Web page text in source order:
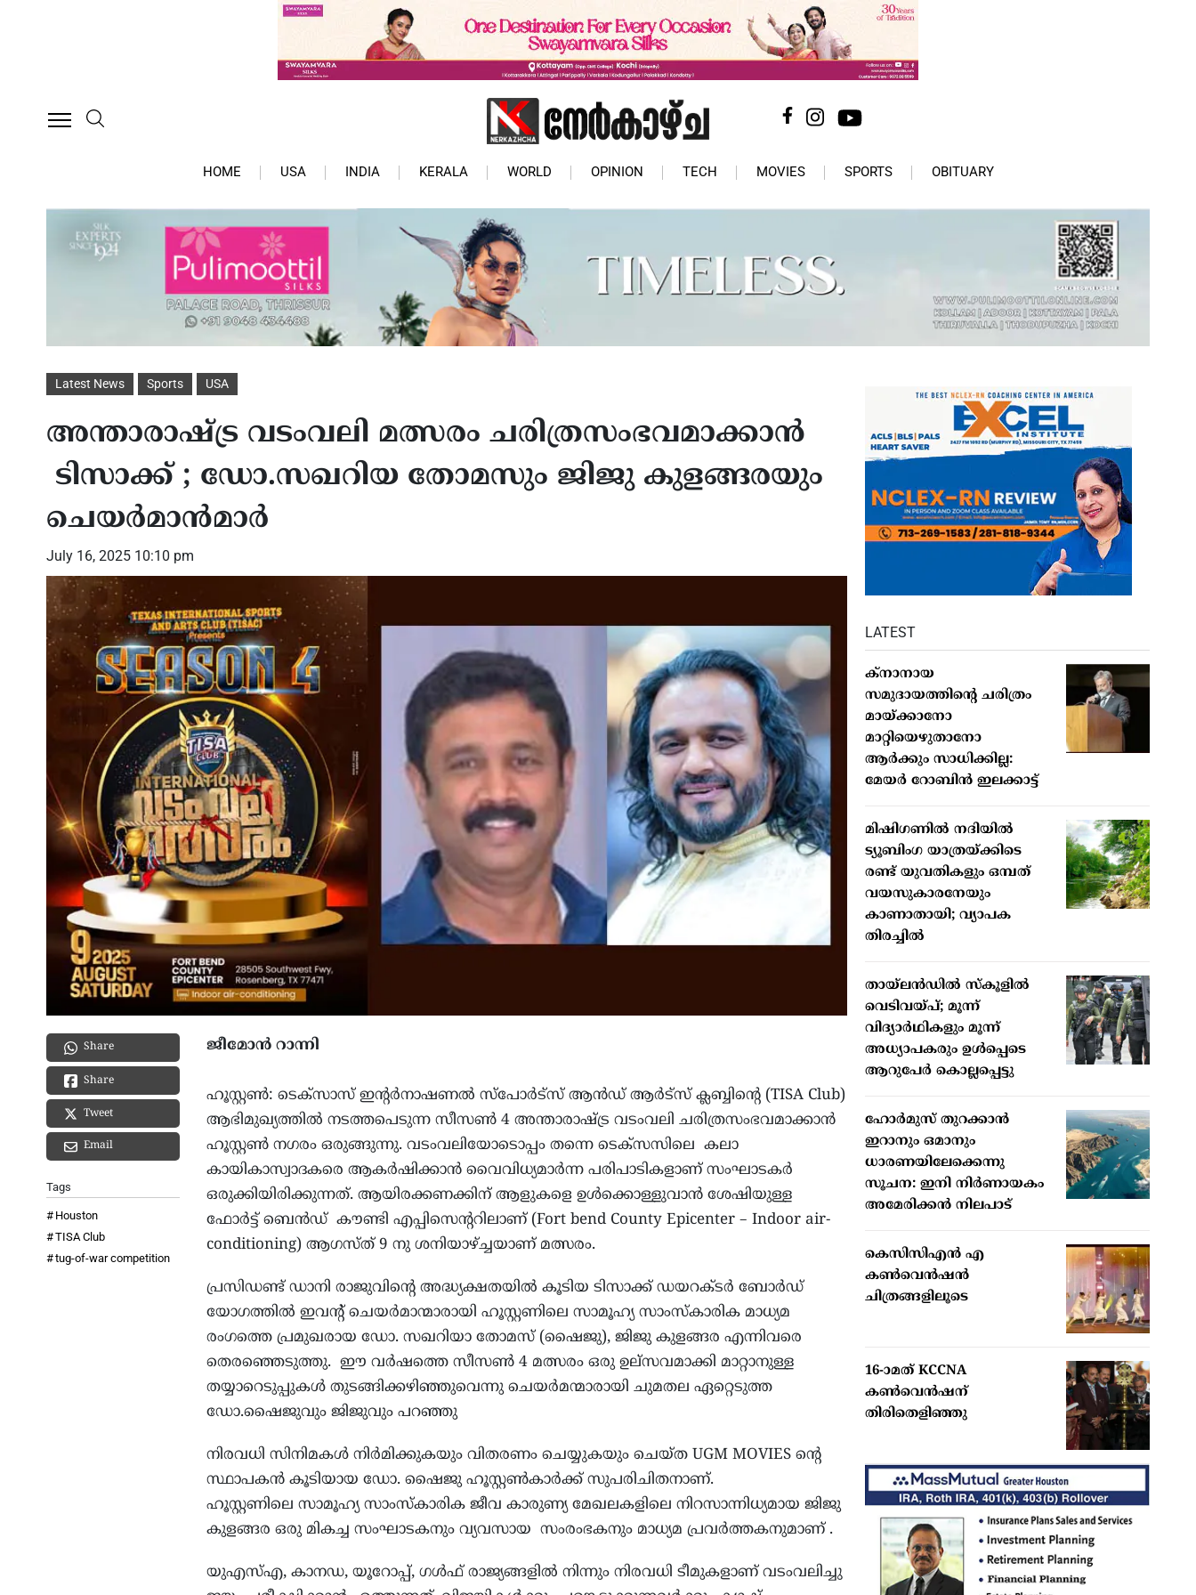
HOME USA INDIA KERALA WORLD OPINION TECH MOVIES SPORTS OBITUARY
Latest News Sports USA
അന്താരാഷ്ട്ര വടംവലി മത്സരം ചരിത്രസംഭവമാക്കാൻ
ടിസാക്ക് ; ഡോ.സഖറിയ തോമസും ജിജു കുളങ്ങരയും
ചെയർമാൻമാർ
July 16, 2025 10:10 pm
Share
Share
Tweet
Email
Tags
Houston
TISA Club
tug-of-war competition
ജീമോൻ റാന്നി
ഹൂസ്റ്റൺ: ടെക്സാസ് ഇന്റർനാഷണൽ സ്പോർട്സ് ആൻഡ് ആർട്സ് ക്ലബ്ബിന്റെ (TISA Club)
ആഭിമുഖ്യത്തിൽ നടത്തപെടുന്ന സീസൺ 4 അന്താരാഷ്ട്ര വടംവലി ചരിത്രസംഭവമാക്കാൻ
ഹൂസ്റ്റൺ നഗരം ഒരുങ്ങുന്നു. വടംവലിയോടൊപ്പം തന്നെ ടെക്സസിലെ കലാ
കായികാസ്വാദകരെ ആകർഷിക്കാൻ വൈവിധ്യമാർന്ന പരിപാടികളാണ് സംഘാടകർ
ഒരുക്കിയിരിക്കുന്നത്. ആയിരക്കണക്കിന് ആളുകളെ ഉൾക്കൊള്ളുവാൻ ശേഷിയുള്ള
ഫോർട്ട് ബെൻഡ് കൗണ്ടി എപ്പിസെന്ററിലാണ് (Fort bend County Epicenter – Indoor air-
conditioning) ആഗസ്ത് 9 നു ശനിയാഴ്ച്ചയാണ് മത്സരം.
പ്രസിഡണ്ട് ഡാനി രാജുവിന്റെ അദ്ധ്യക്ഷതയിൽ കൂടിയ ടിസാക്ക് ഡയറക്ടർ ബോർഡ്
യോഗത്തിൽ ഇവന്റ് ചെയർമാന്മാരായി ഹൂസ്റ്റണിലെ സാമൂഹ്യ സാംസ്കാരിക മാധ്യമ
രംഗത്തെ പ്രമുഖരായ ഡോ. സഖറിയാ തോമസ് (ഷൈജു), ജിജു കുളങ്ങര എന്നിവരെ
തെരഞ്ഞെടുത്തു. ഈ വർഷത്തെ സീസൺ 4 മത്സരം ഒരു ഉല്സവമാക്കി മാറ്റാനുള്ള
തയ്യാറെടുപ്പുകൾ തുടങ്ങിക്കഴിഞ്ഞുവെന്നു ചെയർമന്മാരായി ചുമതല ഏറ്റെടുത്ത
ഡോ.ഷൈജുവും ജിജുവും പറഞ്ഞു
നിരവധി സിനിമകൾ നിർമിക്കുകയും വിതരണം ചെയ്യുകയും ചെയ്ത UGM MOVIES ന്റെ
സ്ഥാപകൻ കൂടിയായ ഡോ. ഷൈജു ഹൂസ്റ്റൺകാർക്ക് സുപരിചിതനാണ്.
ഹൂസ്റ്റണിലെ സാമൂഹ്യ സാംസ്‌കാരിക ജീവ കാരുണ്യ മേഖലകളിലെ നിറസാന്നിധ്യമായ ജിജു
കുളങ്ങര ഒരു മികച്ച സംഘാടകനും വ്യവസായ സംരംഭകനും മാധ്യമ പ്രവർത്തകനുമാണ് .
യുഎസ്എ, കാനഡ, യൂറോപ്പ്, ഗൾഫ് രാജ്യങ്ങളിൽ നിന്നും നിരവധി ടീമുകളാണ് വടംവലിച്ചു
LATEST
ക്നാനായ
സമുദായത്തിന്റെ ചരിത്രം
മായ്ക്കാനോ
മാറ്റിയെഴുതാനോ
ആർക്കും സാധിക്കില്ല:
മേയർ റോബിൻ ഇലക്കാട്ട്
മിഷിഗണില്‍ നദിയില്‍
ട്യൂബിംഗ യാത്രയ്ക്കിടെ
രണ്ട് യുവതികളും ഒമ്പത്
വയസുകാരനേയും
കാണാതായി; വ്യാപക
തിരച്ചില്‍
തായ്ലന്‍ഡില്‍ സ്‌കൂളില്‍
വെടിവയ്പ്; മൂന്ന്
വിദ്യാര്‍ഥികളും മൂന്ന്
അധ്യാപകരും ഉള്‍പ്പെടെ
ആറുപേര്‍ കൊല്ലപ്പെട്ടു
ഹോര്‍മുസ് തുറക്കാന്‍
ഇറാനും ഒമാനും
ധാരണയിലേക്കെന്നു
സൂചന: ഇനി നിര്‍ണായകം
അമേരിക്കന്‍ നിലപാട്
കെസിസിഎൻ എ
കൺവെൻഷൻ
ചിത്രങ്ങളിലൂടെ
16-ാമത് KCCNA
കൺവെൻഷന്
തിരിതെളിഞ്ഞു